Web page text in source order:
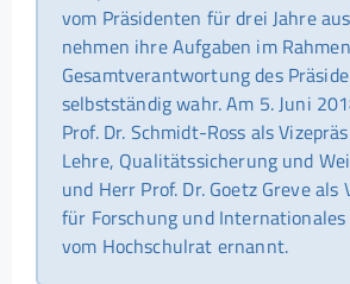
vom Präsidenten für drei Jahre
nehmen ihre Aufgaben im
Gesamtverantwortung des
selbstständig wahr. Am 5. Juni
Prof. Dr. Schmidt-Ross als
Lehre, Qualitätssicherung und
und Herr Prof. Dr. Goetz Greve als
für Forschung und
vom Hochschulrat ernannt.